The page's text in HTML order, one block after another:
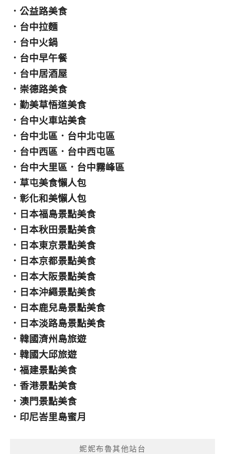
． 公益路美食
． 台中拉麵
． 台中火鍋
． 台中早午餐
． 台中居酒屋
． 崇德路美食
． 勤美草悟道美食
． 台中火車站美食
． 台中北區 ． 台中北屯區
． 台中西區 ． 台中西屯區
． 台中大里區 ． 台中霧峰區
． 草屯美食懶人包
． 彰化和美懶人包
． 日本福島景點美食
． 日本秋田景點美食
． 日本東京景點美食
． 日本京都景點美食
． 日本大阪景點美食
． 日本沖繩景點美食
． 日本鹿兒島景點美食
． 日本淡路島景點美食
． 韓國濟州島旅遊
． 韓國大邱旅遊
． 福建景點美食
． 香港景點美食
． 澳門景點美食
． 印尼峇里島蜜月
妮妮布魯其他站台